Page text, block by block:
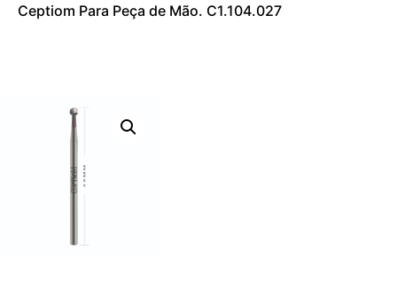
Ceptiom Para Peça de Mão. C1.104.027